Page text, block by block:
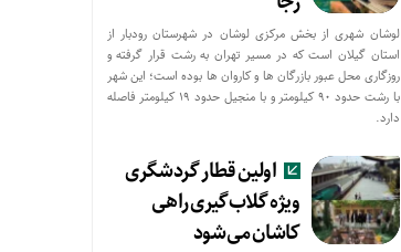
لوشان شهری از بخش مرکزی لوشان در شهرستان رودبار از
استان گیلان است که در مسیر تهران به رشت قرار گرفته و
روزگاری محل عبور بازرگان ها و کاروان ها بوده است؛ این شهر
با رشت حدود ۹۰ کیلومتر و با منجیل حدود ۱۹ کیلومتر فاصله
دارد.
اولین قطار گردشگری
ویژه گلاب‌گیری راهی
کاشان می‌شود